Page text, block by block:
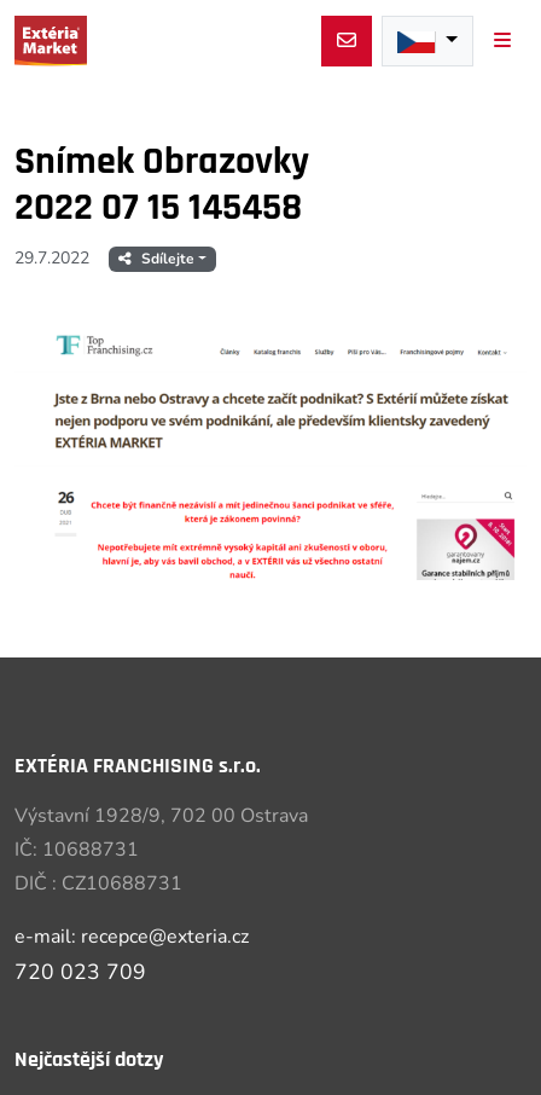
Snímek Obrazovky
2022 07 15 145458
29.7.2022 Sdílejte
EXTÉRIA FRANCHISING s.r.o.
Výstavní 1928/9, 702 00 Ostrava
IČ: 10688731
DIČ : CZ10688731
e-mail: recepce@exteria.cz
720 023 709
Nejčastější dotzy